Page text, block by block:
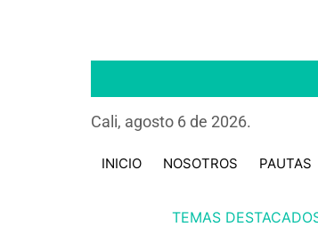
Cali, agosto 6 de 2026.
INICIO NOSOTROS PAUTAS
TEMAS